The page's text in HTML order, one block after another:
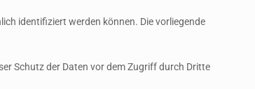
identifiziert werden können. Die vorliegende
Schutz der Daten vor dem Zugriff durch Dritte